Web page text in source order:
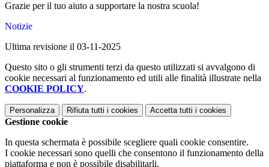
Grazie per il tuo aiuto a supportare la nostra scuola!
Notizie
Ultima revisione il 03-11-2025
Questo sito o gli strumenti terzi da questo utilizzati si avvalgono di
cookie necessari al funzionamento ed utili alle finalità illustrate nella
COOKIE POLICY.
Personalizza Rifiuta tutti i cookies Accetta tutti i cookies
Gestione cookie
In questa schermata è possibile scegliere quali cookie consentire.
I cookie necessari sono quelli che consentono il funzionamento della
piattaforma e non è possibile disabilitarli.